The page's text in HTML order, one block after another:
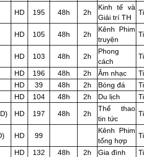
HD 195 48h 2h
Kinh tế và
Giải trí TH
HD 105 48h 2h
Kênh Phim
truyện
HD 103 48h 2h
Phong
cách
HD 196 48h 2h Âm nhạc
HD 39 48h 2h Bóng đá
HD 104 48h 2h Du lịch
HD 197 48h 2h
Thể thao
tin tức
HD 99
Kênh Phim
tổng hợp
HD 132 48h 2h Gia đình